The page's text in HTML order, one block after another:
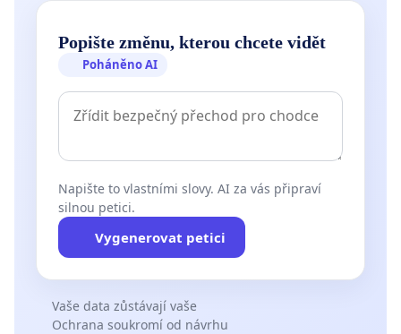
Popište změnu, kterou chcete vidět
Poháněno AI
Napište to vlastními slovy. AI za vás připraví
silnou petici.
Vygenerovat petici
Vaše data zůstávají vaše
Ochrana soukromí od návrhu